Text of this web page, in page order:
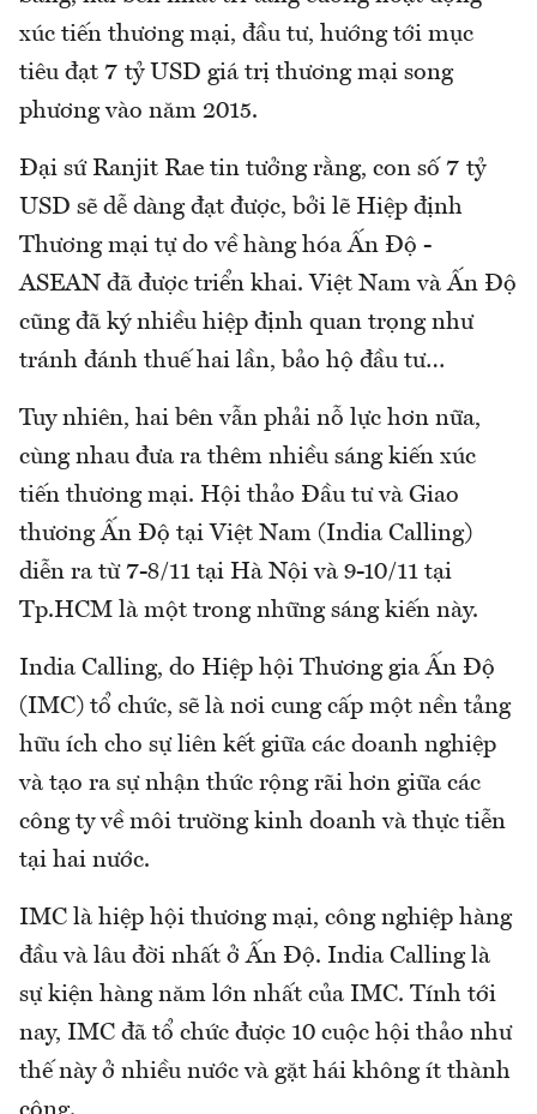
xúc tiến thương mại, đầu tư, hướng tới mục
tiêu đạt 7 tỷ USD giá trị thương mại song
phương vào năm 2015.
Đại sứ Ranjit Rae tin tưởng rằng, con số 7 tỷ
USD sẽ dễ dàng đạt được, bởi lẽ Hiệp định
Thương mại tự do về hàng hóa Ấn Độ -
ASEAN đã được triển khai. Việt Nam và Ấn Độ
cũng đã ký nhiều hiệp định quan trọng như
tránh đánh thuế hai lần, bảo hộ đầu tư…
Tuy nhiên, hai bên vẫn phải nỗ lực hơn nữa,
cùng nhau đưa ra thêm nhiều sáng kiến xúc
tiến thương mại. Hội thảo Đầu tư và Giao
thương Ấn Độ tại Việt Nam (India Calling)
diễn ra từ 7-8/11 tại Hà Nội và 9-10/11 tại
Tp.HCM là một trong những sáng kiến này.
India Calling, do Hiệp hội Thương gia Ấn Độ
(IMC) tổ chức, sẽ là nơi cung cấp một nền tảng
hữu ích cho sự liên kết giữa các doanh nghiệp
và tạo ra sự nhận thức rộng rãi hơn giữa các
công ty về môi trường kinh doanh và thực tiễn
tại hai nước.
IMC là hiệp hội thương mại, công nghiệp hàng
đầu và lâu đời nhất ở Ấn Độ. India Calling là
sự kiện hàng năm lớn nhất của IMC. Tính tới
nay, IMC đã tổ chức được 10 cuộc hội thảo như
thế này ở nhiều nước và gặt hái không ít thành